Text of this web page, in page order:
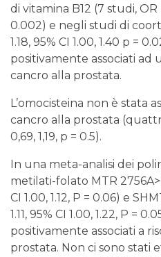
di vitamina B12 (7 studi, OR =
0.002) e negli studi di
1.18, 95% CI 1.00, 1.40 p =
positivamente associati ad
cancro alla prostata.
L’omocisteina non è stata
cancro alla prostata
0,69, 1,19, p = 0.5).
In una meta-analisi dei
metilati-folato MTR
CI 1.00, 1.12, P = 0.06) e
1.11, 95% CI 1.00, 1.22, P =
positivamente associati a
prostata. Non ci sono stati